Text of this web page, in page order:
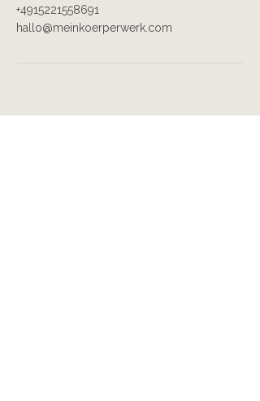
+4915221558691
hallo@meinkoerperwerk.com